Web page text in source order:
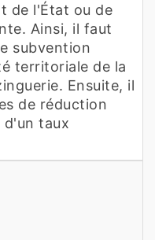
de l'État ou de
Ainsi, il faut
subvention
territoriale de la
Ensuite, il
de réduction
taux